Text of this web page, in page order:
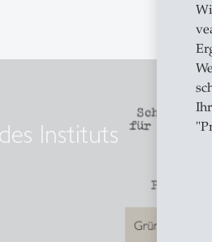
Instituts